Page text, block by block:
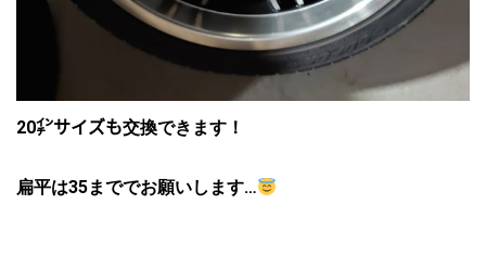
20㌅サイズも交換できます！
扁平は35まででお願いします…